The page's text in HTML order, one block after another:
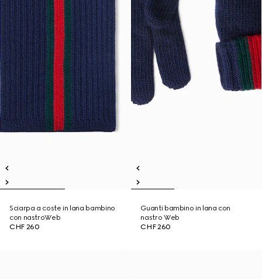
Sciarpa a coste in lana bambino
con nastroWeb
CHF 260
Guanti bambino in lana con
nastro Web
CHF 260